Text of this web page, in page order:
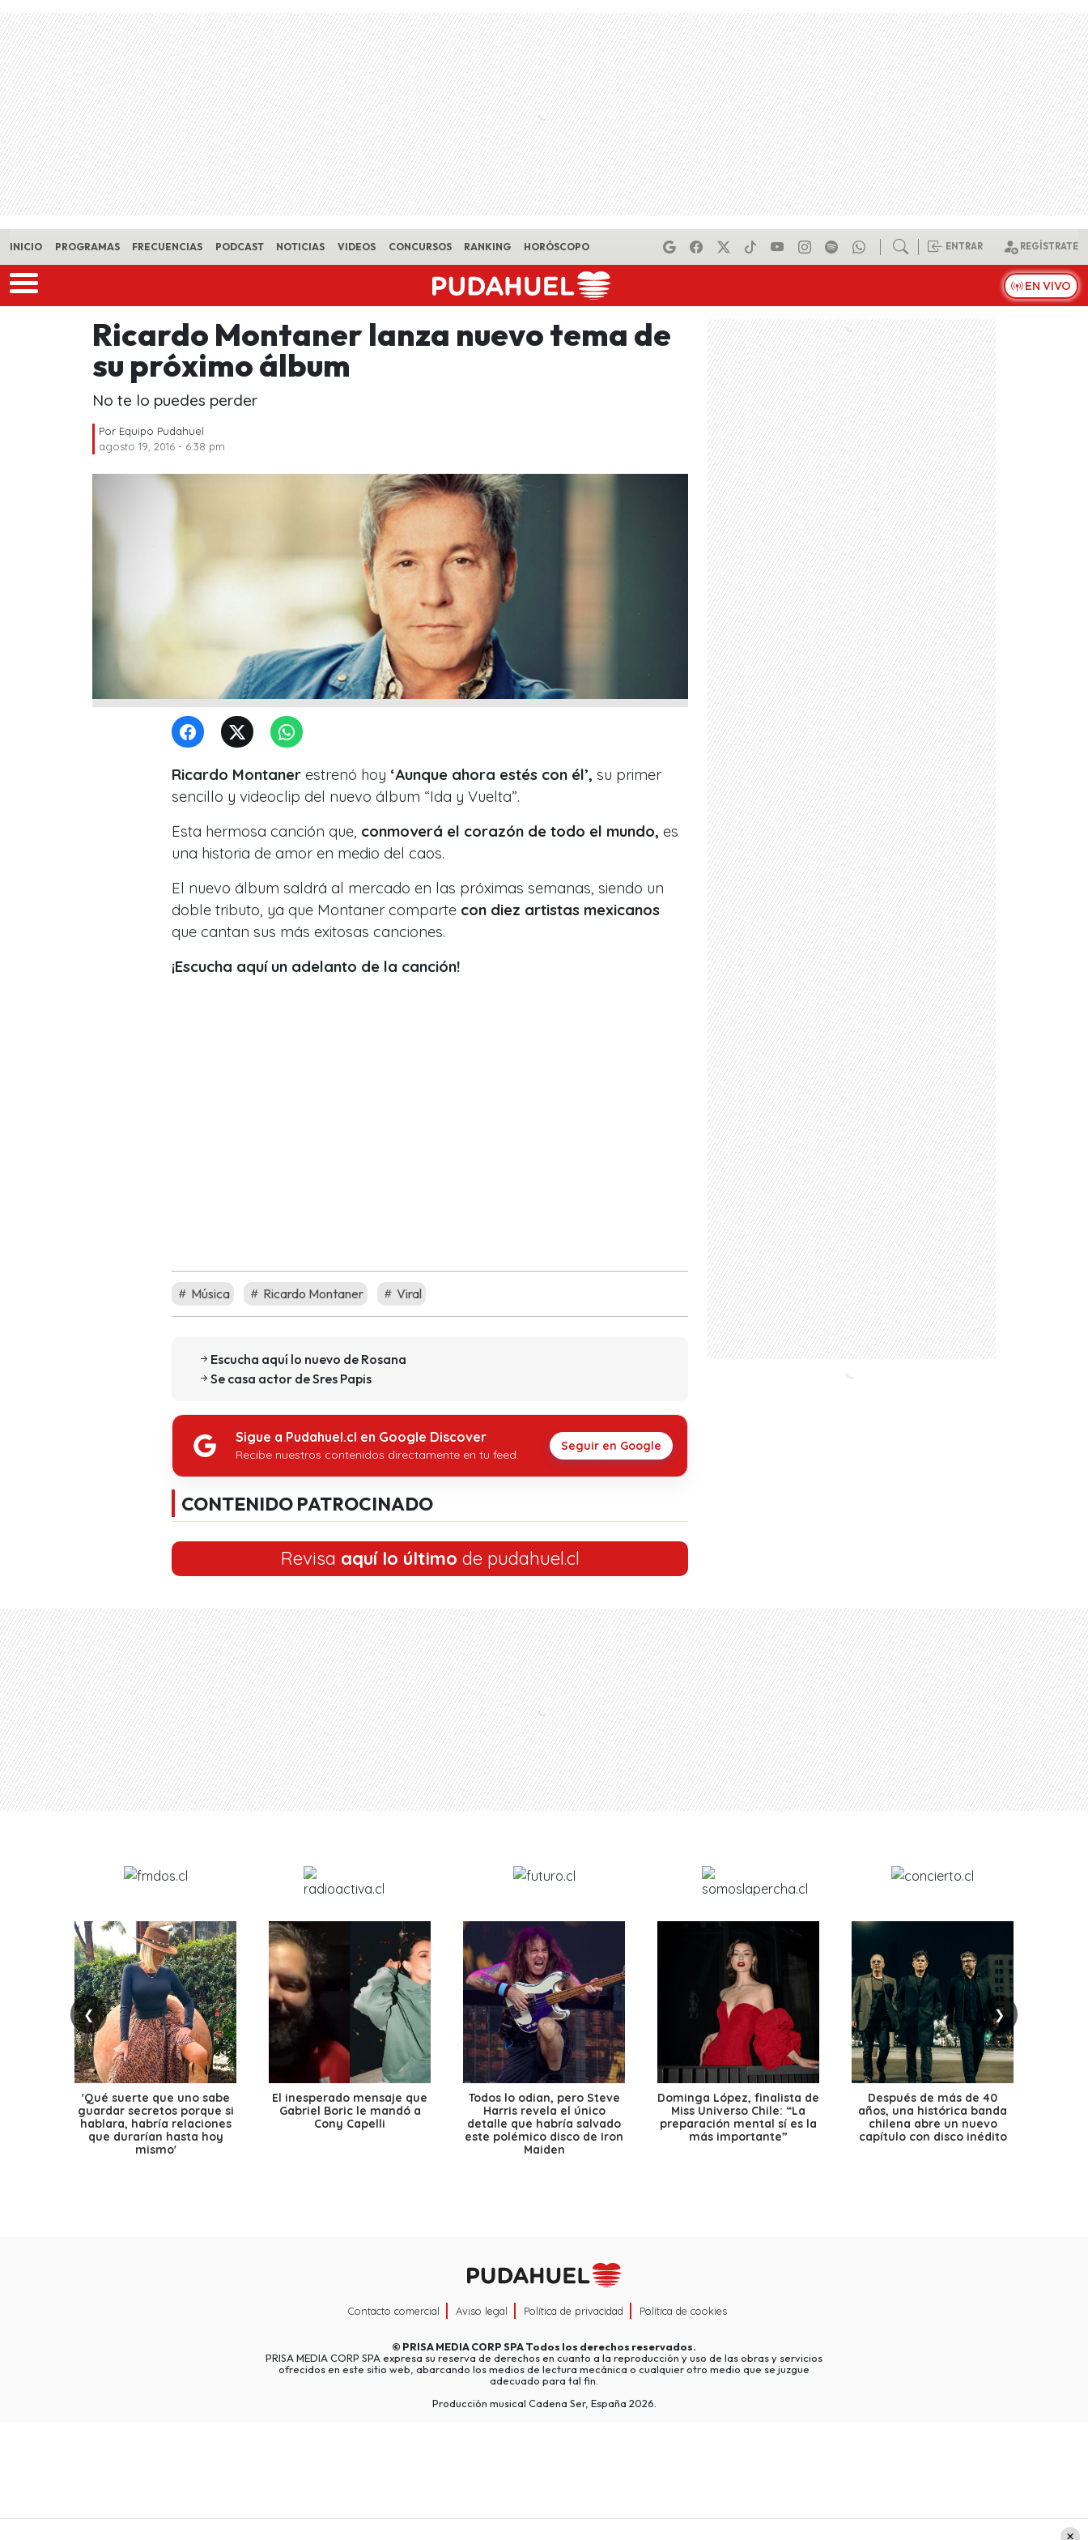
Skip to main content
INICIO PROGRAMAS FRECUENCIAS PODCAST NOTICIAS VIDEOS CONCURSOS RANKING HORÓSCOPO ENTRAR REGÍSTRATE
EN VIVO
Ricardo Montaner lanza nuevo tema de
su próximo álbum
No te lo puedes perder
Por Equipo Pudahuel
agosto 19, 2016 - 6:38 pm
Ricardo Montaner estrenó hoy ‘Aunque ahora estés con él’, su primer
sencillo y videoclip del nuevo álbum “Ida y Vuelta”.
Esta hermosa canción que, conmoverá el corazón de todo el mundo, es
una historia de amor en medio del caos.
El nuevo álbum saldrá al mercado en las próximas semanas, siendo un
doble tributo, ya que Montaner comparte con diez artistas mexicanos
que cantan sus más exitosas canciones.
¡Escucha aquí un adelanto de la canción!
Música Ricardo Montaner Viral
Escucha aquí lo nuevo de Rosana
Se casa actor de Sres Papis
Sigue a Pudahuel.cl en Google Discover
Recibe nuestros contenidos directamente en tu feed.
Seguir en Google
CONTENIDO PATROCINADO
Revisa aquí lo último de pudahuel.cl
❮ ❯
'Qué suerte que uno sabe
guardar secretos porque si
hablara, habría relaciones
que durarían hasta hoy
mismo'
El inesperado mensaje que
Gabriel Boric le mandó a
Cony Capelli
Todos lo odian, pero Steve
Harris revela el único
detalle que habría salvado
este polémico disco de Iron
Maiden
Dominga López, finalista de
Miss Universo Chile: “La
preparación mental sí es la
más importante”
Después de más de 40
años, una histórica banda
chilena abre un nuevo
capítulo con disco inédito
Contacto comercial Aviso legal Política de privacidad Política de cookies
© PRISA MEDIA CORP SPATodos los derechos reservados.
PRISA MEDIA CORP SPA expresa su reserva de derechos en cuanto a la reproducción y uso de las obras y servicios
ofrecidos en este sitio web, abarcando los medios de lectura mecánica o cualquier otro medio que se juzgue
adecuado para tal fin.
Producción musical Cadena Ser, España 2026.